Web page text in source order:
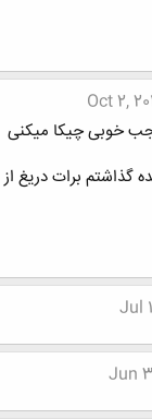
Oct 2,
خوبی چیکا میکنی
گذاشتم برات
Jul
Jun